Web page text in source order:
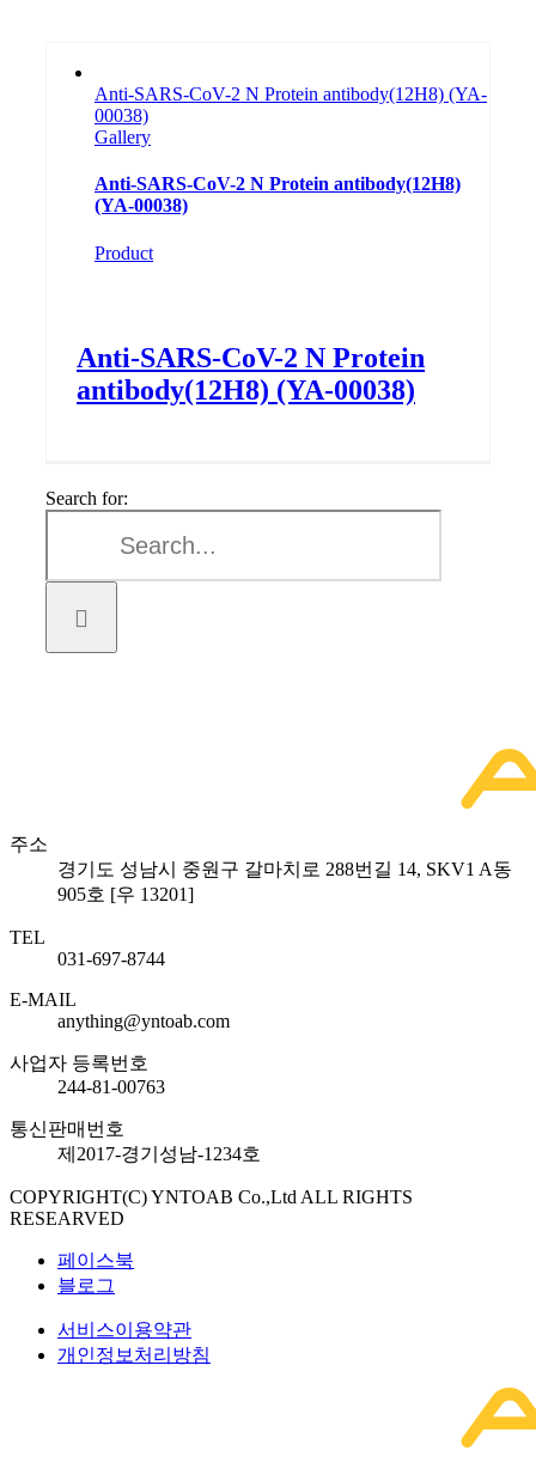
Anti-SARS-CoV-2 N Protein antibody(12H8) (YA-
00038)
Gallery
Anti-SARS-CoV-2 N Protein antibody(12H8)
(YA-00038)
Product
Anti-SARS-CoV-2 N Protein
antibody(12H8) (YA-00038)
Search for:
주소
경기도 성남시 중원구 갈마치로 288번길 14, SKV1 A동
905호 [우 13201]
TEL
031-697-8744
E-MAIL
anything@yntoab.com
사업자 등록번호
244-81-00763
통신판매번호
제2017-경기성남-1234호
COPYRIGHT(C)YNTOAB Co.,Ltd ALL RIGHTS
RESEARVED
페이스북
블로그
서비스이용약관
개인정보처리방침